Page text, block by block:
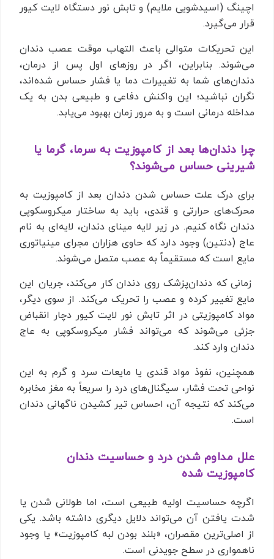
اچینگ (اسیدشویی ملایم) و تابش نور دستگاه لایت کیور
قرار می‌گیرد.
این تحریکات متوالی باعث التهاب موقت عصب دندان
می‌شوند. بنابراین، اگر در روزهای اول پس از درمان،
دندان‌های شما به تغییرات دما یا فشار حساس شده‌اند،
نگران نباشید؛ این واکنش دفاعی و طبیعی بدن به یک
مداخله درمانی است و به مرور زمان بهبود می‌یابد.
چرا دندان‌ها بعد از کامپوزیت به سرما، گرما یا
شیرینی حساس می‌شوند؟
برای درک علت حساس شدن دندان بعد از کامپوزیت به
محرک‌های حرارتی و قندی، باید به ساختار میکروسکوپی
دندان نگاه کنیم. در زیر لایه مینای دندان، لایه‌ای به نام
عاج (دنتین) وجود دارد که حاوی هزاران مجرای مینیاتوری
مایع است که مستقیماً به عصب متصل می‌شوند.
زمانی که دندان‌پزشک روی دندان کار می‌کند، جریان این
مایع تغییر کرده و عصب را تحریک می‌کند. از سوی دیگر،
مواد کامپوزیتی در اثر تابش نور لایت کیور دچار انقباض
جزئی می‌شوند که می‌تواند فشار میکروسکوپی به عاج
دندان وارد کند.
همچنین، نفوذ مواد قندی یا مایعات سرد و گرم به این
نواحی تحت فشار، سیگنال‌های درد را سریعاً به مغز مخابره
می‌کند که نتیجه آن، احساس تیر کشیدن ناگهانی دندان
است.
علل مداوم شدن درد و حساسیت دندان
کامپوزیت شده
اگرچه حساسیت اولیه طبیعی است، اما طولانی شدن یا
شدت یافتن آن می‌تواند دلایل دیگری داشته باشد. یکی
از اصلی‌ترین مقصران، «بلند بودن لبه کامپوزیت» یا وجود
ناهمواری در سطح جویدنی است.